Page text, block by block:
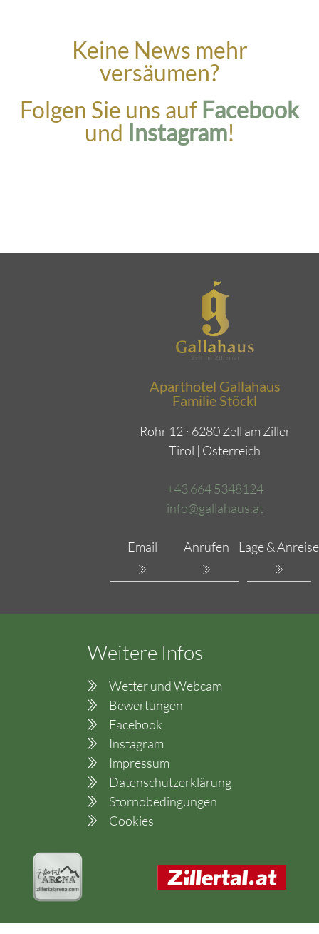
Keine News mehr
versäumen?
Folgen Sie uns auf Facebook
und Instagram!
Aparthotel Gallahaus
Familie Stöckl
Rohr 12 ⋅ 6280 Zell am Ziller
Tirol | Österreich
+43 664 5348124
info@gallahaus.at
Email Anrufen Lage & Anreise
Weitere Infos
Wetter und Webcam
Bewertungen
Facebook
Instagram
Impressum
Datenschutzerklärung
Stornobedingungen
Cookies